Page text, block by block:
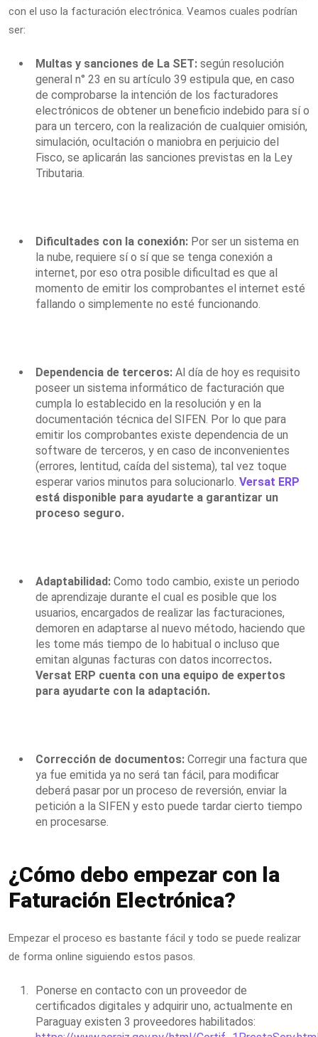
con el uso la facturación electrónica. Veamos cuales podrían
ser:
Multas y sanciones de La SET: según resolución
general n° 23 en su artículo 39 estipula que, en caso
de comprobarse la intención de los facturadores
electrónicos de obtener un beneficio indebido para sí o
para un tercero, con la realización de cualquier omisión,
simulación, ocultación o maniobra en perjuicio del
Fisco, se aplicarán las sanciones previstas en la Ley
Tributaria.
Dificultades con la conexión: Por ser un sistema en
la nube, requiere sí o sí que se tenga conexión a
internet, por eso otra posible dificultad es que al
momento de emitir los comprobantes el internet esté
fallando o simplemente no esté funcionando.
Dependencia de terceros: Al día de hoy es requisito
poseer un sistema informático de facturación que
cumpla lo establecido en la resolución y en la
documentación técnica del SIFEN. Por lo que para
emitir los comprobantes existe dependencia de un
software de terceros, y en caso de inconvenientes
(errores, lentitud, caída del sistema), tal vez toque
esperar varios minutos para solucionarlo. Versat ERP
está disponible para ayudarte a garantizar un
proceso seguro.
Adaptabilidad: Como todo cambio, existe un periodo
de aprendizaje durante el cual es posible que los
usuarios, encargados de realizar las facturaciones,
demoren en adaptarse al nuevo método, haciendo que
les tome más tiempo de lo habitual o incluso que
emitan algunas facturas con datos incorrectos.
Versat ERP cuenta con una equipo de expertos
para ayudarte con la adaptación.
Corrección de documentos: Corregir una factura que
ya fue emitida ya no será tan fácil, para modificar
deberá pasar por un proceso de reversión, enviar la
petición a la SIFEN y esto puede tardar cierto tiempo
en procesarse.
¿Cómo debo empezar con la
Faturación Electrónica?
Empezar el proceso es bastante fácil y todo se puede realizar
de forma online siguiendo estos pasos.
Ponerse en contacto con un proveedor de
certificados digitales y adquirir uno, actualmente en
Paraguay existen 3 proveedores habilitados: